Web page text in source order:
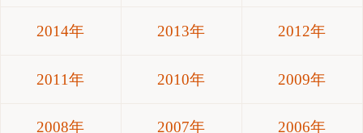
2014年 2013年 2012年
2011年 2010年 2009年
2008年 2007年 2006年